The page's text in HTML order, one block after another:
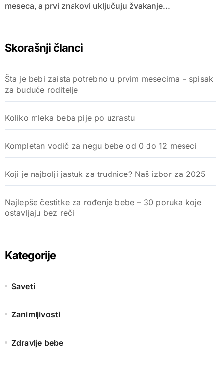
meseca, a prvi znakovi uključuju žvakanje...
Skorašnji članci
Šta je bebi zaista potrebno u prvim mesecima – spisak
za buduće roditelje
Koliko mleka beba pije po uzrastu
Kompletan vodič za negu bebe od 0 do 12 meseci
Koji je najbolji jastuk za trudnice? Naš izbor za 2025
Najlepše čestitke za rođenje bebe – 30 poruka koje
ostavljaju bez reči
Kategorije
Saveti
Zanimljivosti
Zdravlje bebe